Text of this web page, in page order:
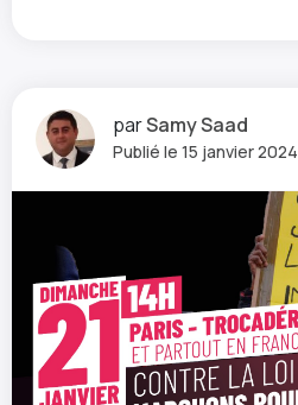
parSamy Saad
Publié le 15 janvier 2024